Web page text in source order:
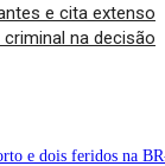
e cita extenso
na decisão
e dois feridos na